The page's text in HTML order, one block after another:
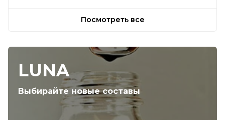
Посмотреть все
LUNA
Выбирайте новые составы